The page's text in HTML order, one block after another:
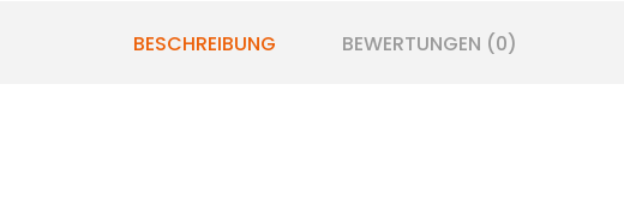
BESCHREIBUNG BEWERTUNGEN (0)